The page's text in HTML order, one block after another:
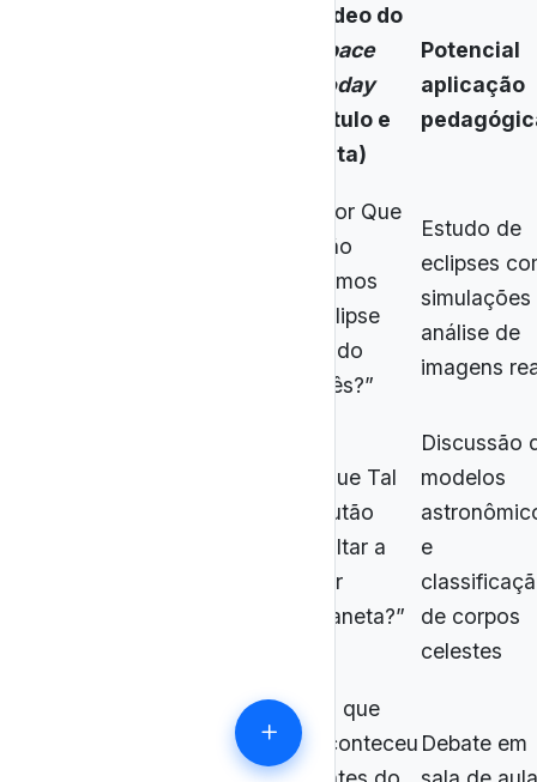
Vídeo do
Space
Today
(título e
data)
Potencial
aplicação
“Por Que
Não
Temos
Eclipse
Todo
Mês?”
Estudo de
eclipses
simulações
análise de
imagens
“Que Tal
Plutão
Voltar a
Ser
Planeta?”
Discussão
modelos
e
de corpos
celestes
“O que
Aconteceu Debate em